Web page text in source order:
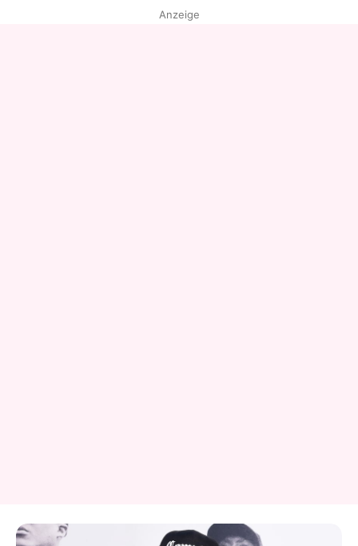
Anzeige